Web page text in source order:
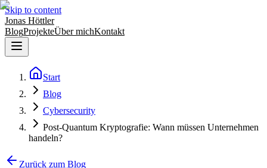
Skip to content
Jonas Höttler
BlogProjekteÜber michKontakt
Start
Blog
Cybersecurity
Post-Quantum Kryptografie: Wann müssen Unternehmen
handeln?
Zurück zum Blog